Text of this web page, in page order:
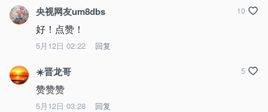
央视网友um8dbs
好！点赞！
5月12日 02:22 回复
10
☀️晋龙哥
赞赞赞
5月12日 03:28 回复
5